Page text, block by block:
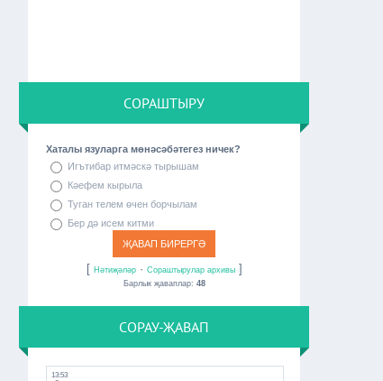
СОРАШТЫРУ
Хаталы язуларга мөнәсәбәтегез ничек?
Игътибар итмәскә тырышам
Кәефем кырыла
Туган телем өчен борчылам
Бер дә исем китми
[ Нәтиҗәләр· Сораштырулар архивы]
Барлык җаваплар: 48
СОРАУ-ҖАВАП